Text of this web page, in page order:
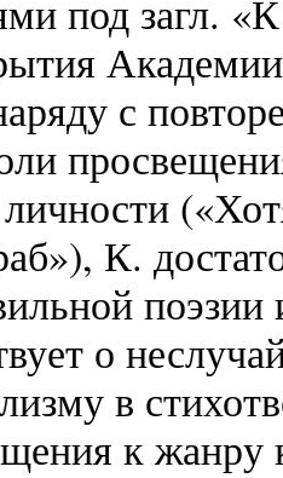
под загл.
с
К.
о
в
к жанру